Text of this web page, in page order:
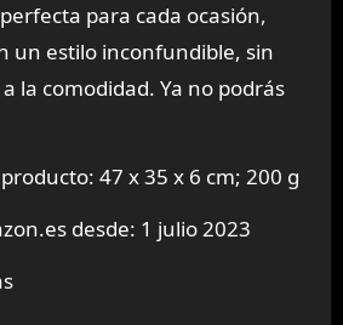
para cada ocasión,
un estilo inconfundible, sin
la comodidad. Ya no podrás
47 x 35 x 6 cm; 200 g
desde: 1 julio 2023